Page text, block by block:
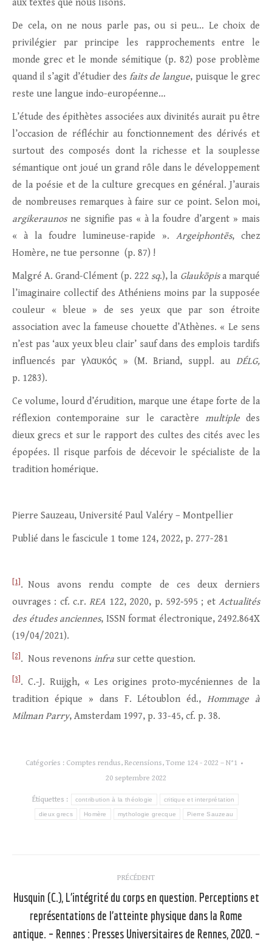
aux textes que nous lisons.
De cela, on ne nous parle pas, ou si peu… Le choix de
privilégier par principe les rapprochements entre le
monde grec et le monde sémitique (p. 82) pose problème
quand il s’agit d’étudier des faits de langue, puisque le grec
reste une langue indo-européenne…
L’étude des épithètes associées aux divinités aurait pu être
l’occasion de réfléchir au fonctionnement des dérivés et
surtout des composés dont la richesse et la souplesse
sémantique ont joué un grand rôle dans le développement
de la poésie et de la culture grecques en général. J’aurais
de nombreuses remarques à faire sur ce point. Selon moi,
argikeraunosne signifie pas « à la foudre d’argent » mais
« à la foudre lumineuse-rapide ».Argeiphontēs, chez
Homère, ne tue personne (p. 87) !
Malgré A. Grand-Clément (p. 222 sq.), la Glaukōpisa marqué
l’imaginaire collectif des Athéniens moins par la supposée
couleur « bleue » de ses yeux que par son étroite
association avec la fameuse chouette d’Athènes. « Le sens
n’est pas ‘aux yeux bleu clair’ sauf dans des emplois tardifs
influencés par γλαυκός » (M. Briand, suppl. au DÉLG,
p. 1283).
Ce volume, lourd d’érudition, marque une étape forte de la
réflexion contemporaine sur le caractère multipledes
dieux grecs et sur le rapport des cultes des cités avec les
épopées. Il risque parfois de décevoir le spécialiste de la
tradition homérique.
Pierre Sauzeau, Université Paul Valéry – Montpellier
Publié dans le fascicule 1 tome 124, 2022, p. 277-281
[1] . Nous avons rendu compte de ces deux derniers
ouvrages : cf. c.r.REA 122, 2020, p. 592‑595 ; etActualités
des études anciennes, ISSN format électronique, 2492.864X
(19/04/2021).
[2] . Nous revenons infra sur cette question.
[3] . C.-J. Ruijgh, « Les origines proto‑mycéniennes de la
tradition épique » dans F. Létoublon éd.,Hommage à
Milman Parry, Amsterdam 1997, p. 33-45, cf. p. 38.
Catégories : Comptes rendus, Recensions, Tome 124 - 2022 – N°1
20 septembre 2022
Étiquettes : contribution à la théologie critique et interprétation
dieux grecs Homère mythologie grecque Pierre Sauzeau
article
PRÉCÉDENT
Article
Husquin (C.), L’intégrité du corps en question. Perceptions et
représentations de l’atteinte physique dans la Rome
antique. – Rennes : Presses Universitaires de Rennes, 2020. –